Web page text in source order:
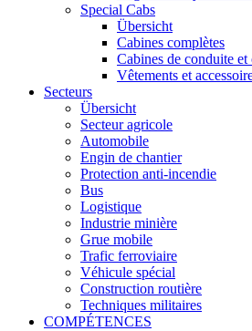
Special Cabs
Übersicht
Cabines complètes
Cabines de conduite
Vêtements et
Secteurs
Übersicht
Secteur agricole
Automobile
Engin de chantier
Protection anti-incendie
Bus
Logistique
Industrie minière
Grue mobile
Trafic ferroviaire
Véhicule spécial
Construction routière
Techniques militaires
COMPÉTENCES